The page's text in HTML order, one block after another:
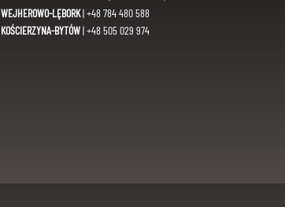
WEJHEROWO-LĘBORK| +48 784 480 588
KOŚCIERZYNA-BYTÓW| +48 505 029 974